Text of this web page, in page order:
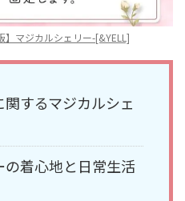
】マジカルシェリー-[&YELL]
するマジカルシェ
着心地と日常生活